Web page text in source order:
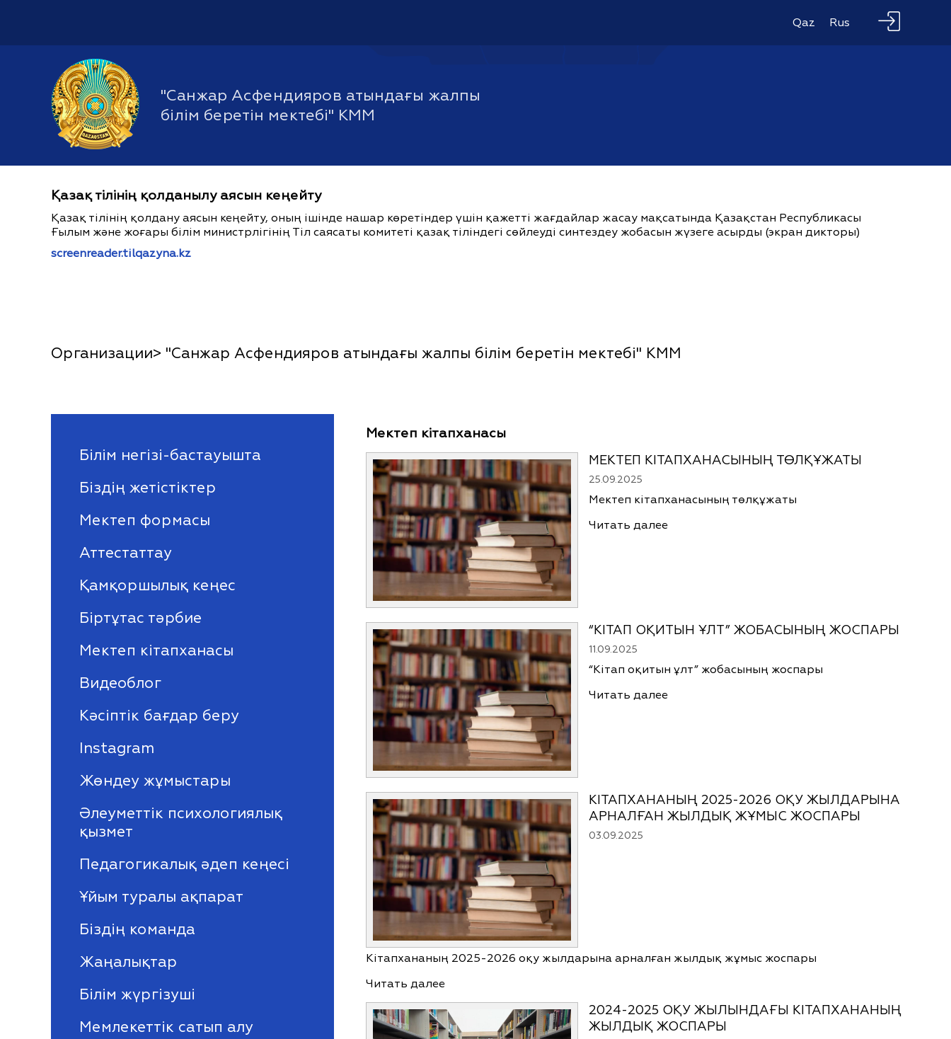
Qaz Rus
"Санжар Асфендияров атындағы жалпы
білім беретін мектебі" КММ
Қазақ тілінің қолданылу аясын кеңейту
Қазақ тілінің қолдану аясын кеңейту, оның ішінде нашар көретіндер үшін қажетті жағдайлар жасау мақсатында Қазақстан Республикасы
Ғылым және жоғары білім министрлігінің Тіл саясаты комитеті қазақ тіліндегі сөйлеуді синтездеу жобасын жүзеге асырды (экран дикторы)
screenreader.tilqazyna.kz
Организации> "Санжар Асфендияров атындағы жалпы білім беретін мектебі" КММ
Білім негізі-бастауышта
Біздің жетістіктер
Мектеп формасы
Аттестаттау
Қамқоршылық кеңес
Біртұтас тәрбие
Мектеп кітапханасы
Видеоблог
Кәсіптік бағдар беру
Instagram
Жөндеу жұмыстары
Әлеуметтік психологиялық
қызмет
Педагогикалық әдеп кеңесі
Ұйым туралы ақпарат
Біздің команда
Жаңалықтар
Білім жүргізуші
Мемлекеттік сатып алу
Мектеп кітапханасы
МЕКТЕП КІТАПХАНАСЫНЫҢ ТӨЛҚҰЖАТЫ
25.09.2025
Мектеп кітапханасының төлқұжаты
Читать далее
“КІТАП ОҚИТЫН ҰЛТ” ЖОБАСЫНЫҢ ЖОСПАРЫ
11.09.2025
“Кітап оқитын ұлт” жобасының жоспары
Читать далее
КІТАПХАНАНЫҢ 2025-2026 ОҚУ ЖЫЛДАРЫНА
АРНАЛҒАН ЖЫЛДЫҚ ЖҰМЫС ЖОСПАРЫ
03.09.2025
Кітапхананың 2025-2026 оқу жылдарына арналған жылдық жұмыс жоспары
Читать далее
2024-2025 ОҚУ ЖЫЛЫНДАҒЫ КІТАПХАНАНЫҢ
ЖЫЛДЫҚ ЖОСПАРЫ